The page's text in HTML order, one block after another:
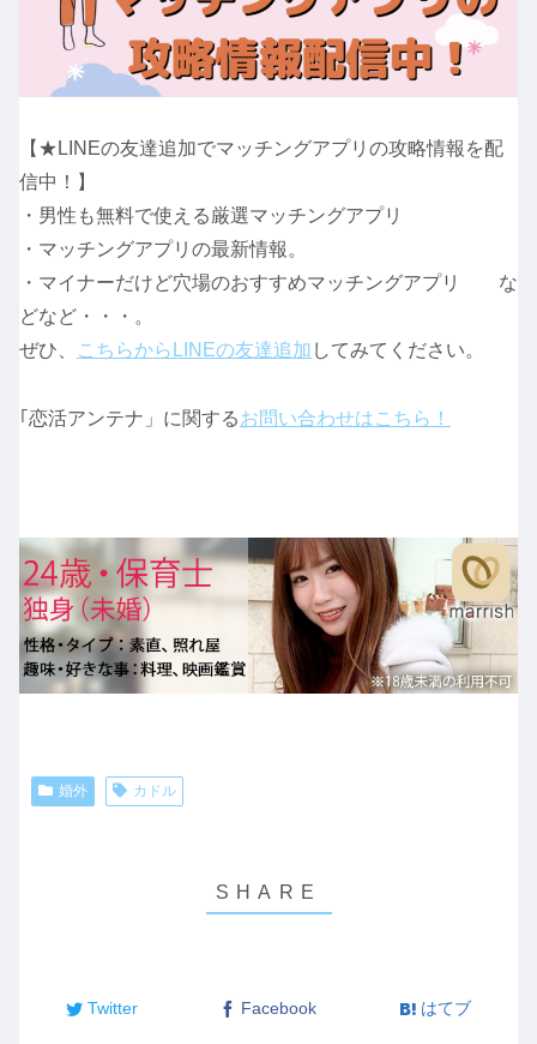
【★LINEの友達追加でマッチングアプリの攻略情報を配
信中！】
・男性も無料で使える厳選マッチングアプリ
・マッチングアプリの最新情報。
・マイナーだけど穴場のおすすめマッチングアプリ な
どなど・・・。
ぜひ、
こちらからLINEの友達追加 してみてください。
｢恋活アンテナ」に関するお問い合わせはこちら！
婚外 カドル
Twitter Facebook はてブ